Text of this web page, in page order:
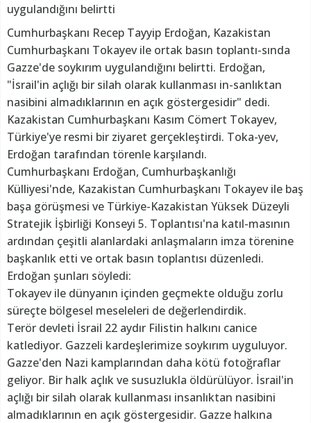
uygulandığını belirtti
Cumhurbaşkanı Recep Tayyip Erdoğan, Kazakistan
Cumhurbaşkanı Tokayev ile ortak basın toplantı-sında
Gazze'de soykırım uygulandığını belirtti. Erdoğan,
"İsrail'in açlığı bir silah olarak kullanması in-sanlıktan
nasibini almadıklarının en açık göstergesidir" dedi.
Kazakistan Cumhurbaşkanı Kasım Cömert Tokayev,
Türkiye'ye resmi bir ziyaret gerçekleştirdi. Toka-yev,
Erdoğan tarafından törenle karşılandı.
Cumhurbaşkanı Erdoğan, Cumhurbaşkanlığı
Külliyesi'nde, Kazakistan Cumhurbaşkanı Tokayev ile baş
başa görüşmesi ve Türkiye-Kazakistan Yüksek Düzeyli
Stratejik İşbirliği Konseyi 5. Toplantısı'na katıl-masının
ardından çeşitli alanlardaki anlaşmaların imza törenine
başkanlık etti ve ortak basın toplantısı düzenledi.
Erdoğan şunları söyledi:
Tokayev ile dünyanın içinden geçmekte olduğu zorlu
süreçte bölgesel meseleleri de değerlendirdik.
Terör devleti İsrail 22 aydır Filistin halkını canice
katlediyor. Gazzeli kardeşlerimize soykırım uyguluyor.
Gazze'den Nazi kamplarından daha kötü fotoğraflar
geliyor. Bir halk açlık ve susuzlukla öldürülüyor. İsrail'in
açlığı bir silah olarak kullanması insanlıktan nasibini
almadıklarının en açık göstergesidir. Gazze halkına